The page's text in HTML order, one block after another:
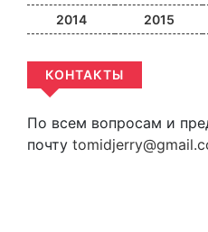
2014
2015
КОНТАКТЫ
По всем вопросам и
почту